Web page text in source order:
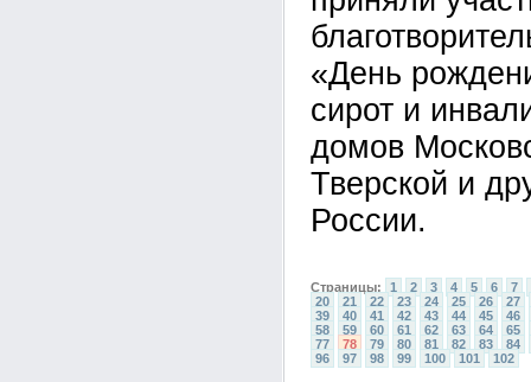
«День
сирот и
домов
Тверской и
России.
Страницы: 1 2 3 4 5 6
7
20
21 22 23 24 25 26
27
39
40 41 42 43 44 45
46
58
59 60 61 62 63 64
65
77
78 79 80 81 82 83
84
96
97 98 99 100 101 102